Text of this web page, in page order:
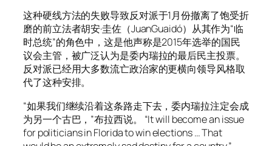
这种硬线方法的失败导致反对派于1月份撤离了饱受折
磨的前立法者胡安·圭佐（JuanGuaidó）从其作为“临
时总统”的角色中，这是他声称是2015年选举的国民
议会主管，被广泛认为是委内瑞拉的最后民主投票。
反对派已经用大多数流亡政治家的更横向领导风格取
代了这种安排。
“如果我们继续沿着这条路走下去，委内瑞拉注定会成
为另一个古巴，”布拉西说。 “It will become an issue
for politicians in Florida to win elections … That